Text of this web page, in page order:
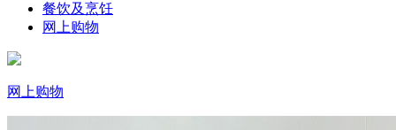
餐饮及烹饪
网上购物
网上购物